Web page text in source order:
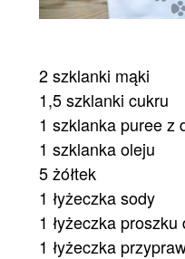
2 szklanki mąki
1,5 szklanki cukru
1 szklanka puree z
1 szklanka oleju
5 żółtek
1 łyżeczka sody
1 łyżeczka
1 łyżeczka